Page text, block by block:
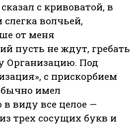
с кривоватой, в
волчьей,
от меня
пусть не ждут, гребать
Организацию. Под
с прискорбием
имел
в виду все целое —
трех сосущих букв и